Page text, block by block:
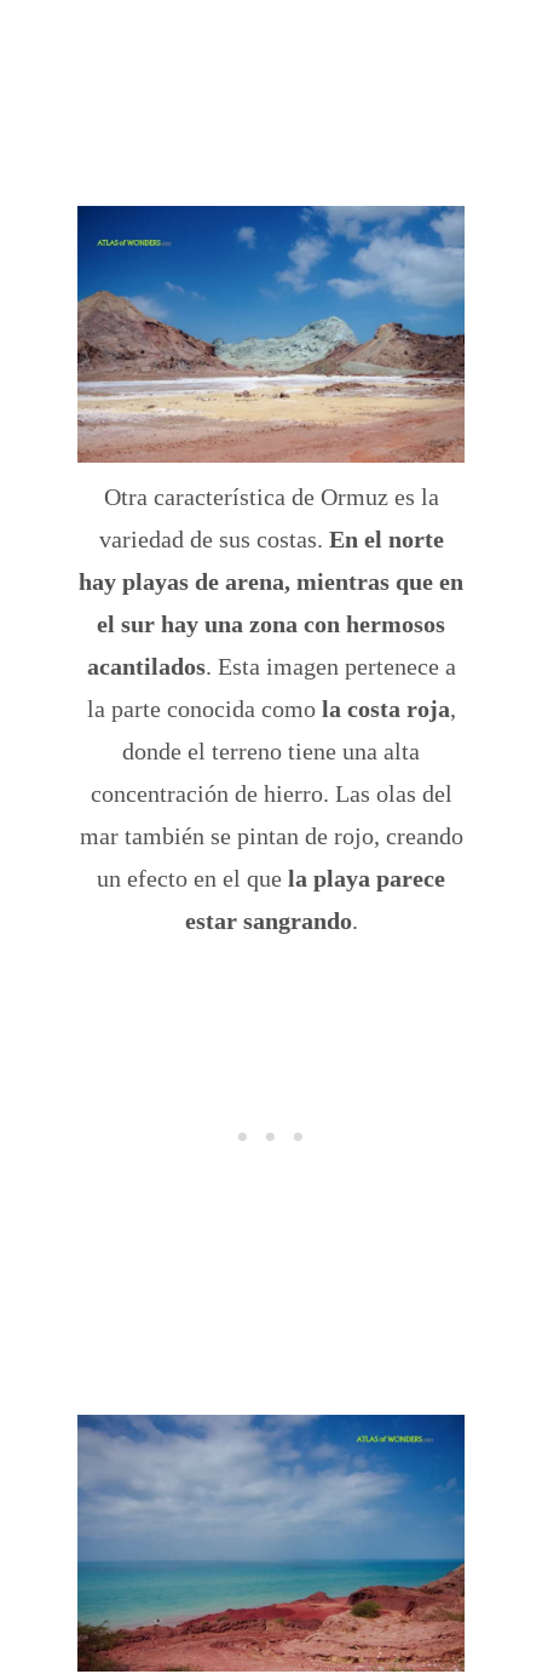
Otra característica de Ormuz es la
variedad de sus costas. En el norte
hay playas de arena, mientras que en
el sur hay una zona con hermosos
acantilados. Esta imagen pertenece a
la parte conocida como la costa roja,
donde el terreno tiene una alta
concentración de hierro. Las olas del
mar también se pintan de rojo, creando
un efecto en el que la playa parece
estar sangrando.